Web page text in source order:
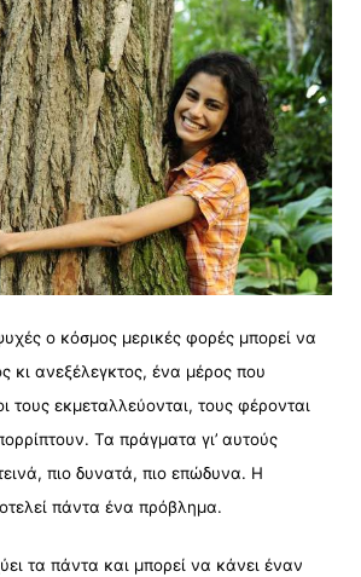
ο κόσμος μερικές φορές μπορεί να
κι ανεξέλεγκτος, ένα μέρος που
τους εκμεταλλεύονται, τους φέρονται
Τα πράγματα γι’ αυτούς
πιο δυνατά, πιο επώδυνα. Η
πάντα ένα πρόβλημα.
τα πάντα και μπορεί να κάνει έναν